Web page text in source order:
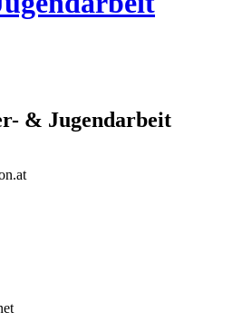
& Jugendarbeit